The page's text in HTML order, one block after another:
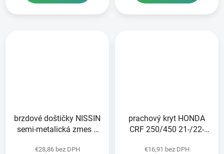
brzdové doštičky NISSIN
semi-metalická zmes 2
€28,86 bez DPH
prachový kryt HONDA
CRF 250/450 21-/22-
€16,91 bez DPH